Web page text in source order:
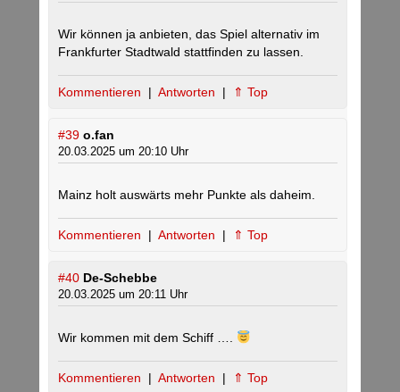
Wir können ja anbieten, das Spiel alternativ im
Frankfurter Stadtwald stattfinden zu lassen.
Kommentieren | Antworten | ⇑ Top
#39 o.fan
20.03.2025 um 20:10 Uhr
Mainz holt auswärts mehr Punkte als daheim.
Kommentieren | Antworten | ⇑ Top
#40 De-Schebbe
20.03.2025 um 20:11 Uhr
Wir kommen mit dem Schiff ….
Kommentieren | Antworten | ⇑ Top